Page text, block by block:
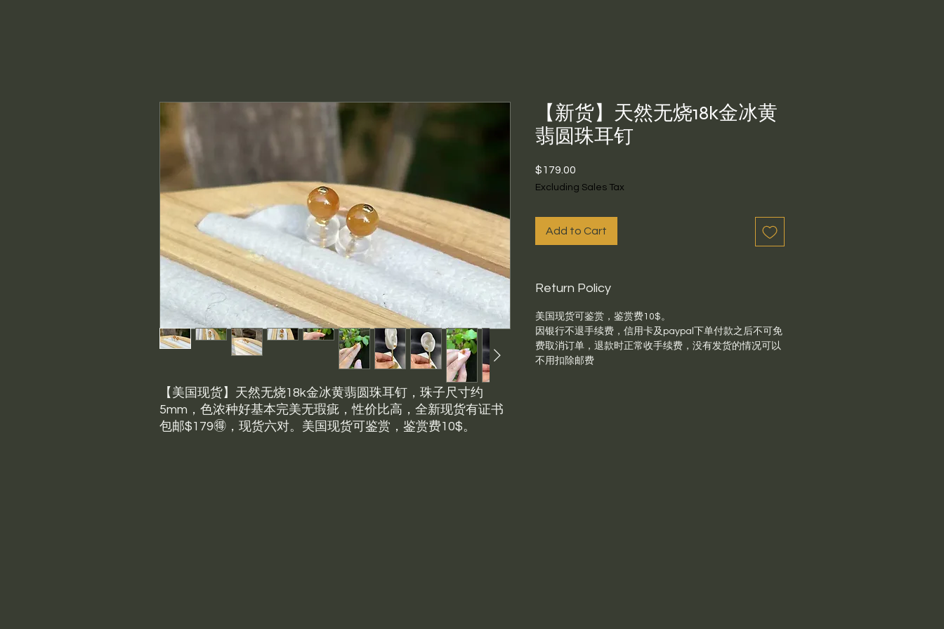
【美国现货】天然无烧18k金冰黄翡圆珠耳钉，珠子尺寸约
5mm，色浓种好基本完美无瑕疵，性价比高，全新现货有证书
包邮$179🉐，现货六对。美国现货可鉴赏，鉴赏费10$。
【新货】天然无烧18k金冰黄
翡圆珠耳钉
$179.00
Excluding Sales Tax
Add to Cart
Return Policy
美国现货可鉴赏，鉴赏费10$。
因银行不退手续费，信用卡及paypal下单付款之后不可免
费取消订单，退款时正常收手续费，没有发货的情况可以
不用扣除邮费